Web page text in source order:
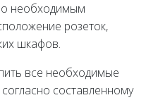
необходимым
розеток,
шкафов.
все необходимые
составленному